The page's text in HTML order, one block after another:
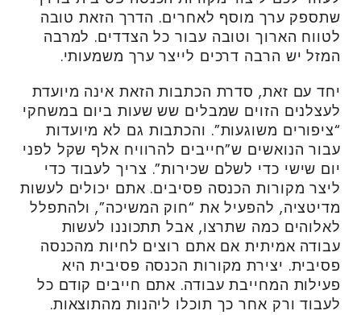
שתספק ערך מוסף לאחרים. הדרך הזאת טובה
לטווח הארוך וטובה עבור כל הצדדים. למרבה
המזל יש הרבה דרכים לייצר ערך משמעותי.
יחד עם זאת, סדרת הכתבות הזאת אינה מיועדת
לעצלנים הזוים שמבלים שש שעות ביום במשחקי
“ציפורים משוגעות”. והכתבות גם לא מיועדות
עבור הנואשים ש”חייבים להרוויח אלף שקל לפני
יום שישי כדי לשלם שכירות”. צריך לעבוד כדי
ליצר מקורות הכנסה פסיבים. אתם יכולים לעשות
מדיטציה, להפעיל את “חוק המשיכה”, ולהתפלל
לאלוהים כמה שתרצו, אבל תתכוננו לעשות
עבודה אמיתית אם אתם רוצים לחיות מהכנסה
פסיבית. יצירת מקורות הכנסה פסיבית היא
פעילות המחייבת עבודה. אתם חייבים קודם כל
לעבוד ורק אחר כך תוכלו ליהנות מהתוצאות.